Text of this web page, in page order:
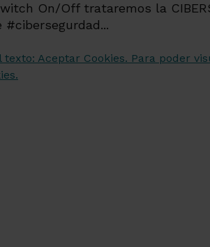
On/Off trataremos la
#cibersegurdad...